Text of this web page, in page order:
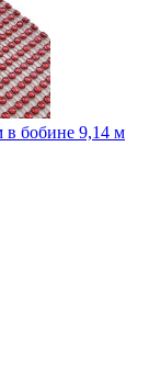
бобине 9,14 м